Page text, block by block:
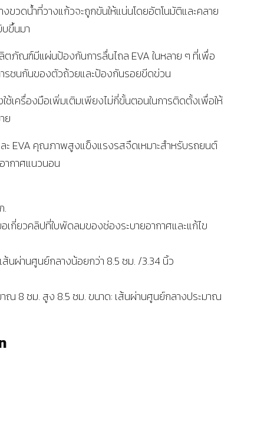
งขวดน้ำที่วางแก้วจะถูกขันให้แน่นโดยอัตโนมัติและคลาย
ขึ้นมา
ภัณฑ์มีแผ่นป้องกันการลื่นไถล EVA ในหลาย ๆ ที่เพื่อ
รชนกันของตัวถ้วยและป้องกันรอยขีดข่วน
ช้เครื่องมือเพิ่มเติมเพียงไม่กี่ขั้นตอนในการติดตั้งเพื่อให้
ย
ะ EVA คุณภาพสูงแข็งแรงรสจืดเหมาะสำหรับรถยนต์
ากาศแนวนอน
.
อเกี่ยวคลิปที่ใบพัดลมของช่องระบายอากาศและแก้ไข
ส้นผ่านศูนย์กลางน้อยกว่า 8.5 ซม. /3.34 นิ้ว
ณ 8 ซม. สูง 8.5 ซม. ขนาด: เส้นผ่านศูนย์กลางประมาณ